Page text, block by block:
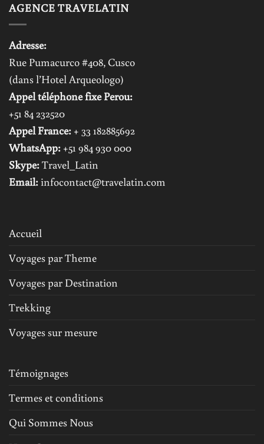
AGENCE TRAVELATIN
Adresse:
Rue Pumacurco #408, Cusco
(dans l’Hotel Arqueologo)
Appel téléphone fixe Perou:
+51 84 232520
Appel France: + 33 182885692
WhatsApp: +51 984 930 000
Skype:Travel_Latin
Email:infocontact@travelatin.com
Accueil
Voyages par Theme
Voyages par Destination
Trekking
Voyages sur mesure
Témoignages
Termes et conditions
Qui Sommes Nous